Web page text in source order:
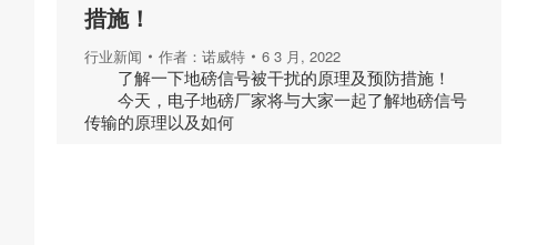
措施！
行业新闻 作者： 诺威特 6 3 月, 2022
了解一下地磅信号被干扰的原理及预防措施！
今天，电子地磅厂家将与大家一起了解地磅信号
传输的原理以及如何